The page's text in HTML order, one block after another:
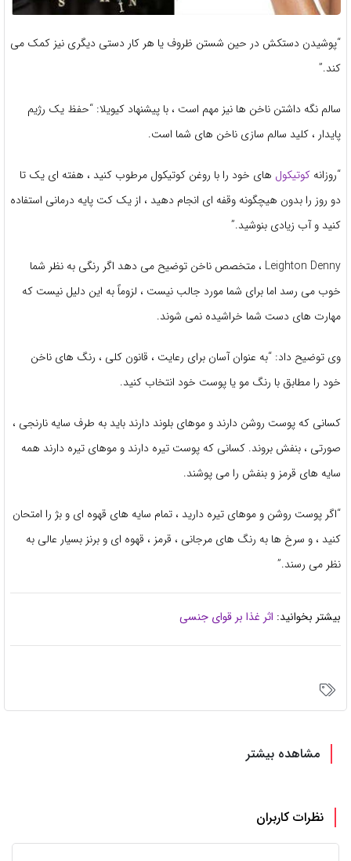
“پوشیدن دستکش در حین شستن ظروف یا هر کار دستی دیگری نیز کمک می
کند.”
سالم نگه داشتن ناخن ها نیز مهم است ، با پیشنهاد کیویلا: “حفظ یک رژیم
پایدار ، کلید سالم سازی ناخن های شما است.
“روزانه کوتیکول های خود را با روغن کوتیکول مرطوب کنید ، هفته ای یک تا
دو روز را بدون هیچگونه وقفه ای انجام دهید ، از یک کت پایه درمانی استفاده
کنید و آب زیادی بنوشید.”
Leighton Denny ، متخصص ناخن توضیح می دهد اگر رنگی به نظر شما
خوب می رسد اما برای شما مورد جالب نیست ، لزوماً به این دلیل نیست که
مهارت های دست شما خراشیده نمی شوند.
وی توضیح داد: “به عنوان آسان برای رعایت ، قانون کلی ، رنگ های ناخن
خود را مطابق با رنگ مو یا پوست خود انتخاب کنید.
کسانی که پوست روشن دارند و موهای بلوند دارند باید به طرف سایه نارنجی ،
صورتی ، بنفش بروند. کسانی که پوست تیره دارند و موهای تیره دارند همه
سایه های قرمز و بنفش را می پوشند.
“اگر پوست روشن و موهای تیره دارید ، تمام سایه های قهوه ای و بژ را امتحان
کنید ، و سرخ ها به رنگ های مرجانی ، قرمز ، قهوه ای و برنز بسیار عالی به
نظر می رسند.”
بیشتر بخوانید: اثر غذا بر قوای جنسی
مشاهده بیشتر
نظرات کاربران